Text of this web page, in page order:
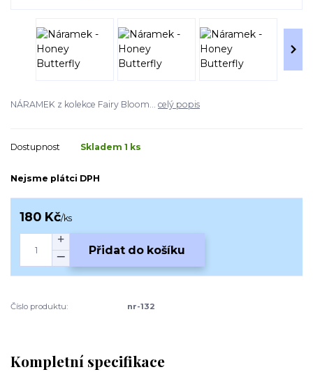
NÁRAMEK z kolekce Fairy Bloom... celý popis
Dostupnost Skladem 1 ks
Nejsme plátci DPH
180 Kč/ks
Přidat do košíku
Číslo produktu: nr-132
Kompletní specifikace